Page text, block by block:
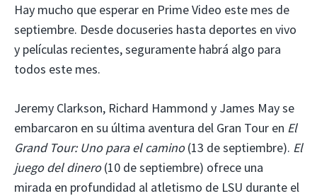
Hay mucho que esperar en Prime Video este mes de
septiembre. Desde docuseries hasta deportes en vivo
y películas recientes, seguramente habrá algo para
todos este mes.
Jeremy Clarkson, Richard Hammond y James May se
embarcaron en su última aventura del Gran Tour en El
Grand Tour: Uno para el camino(13 de septiembre). El
juego del dinero(10 de septiembre) ofrece una
mirada en profundidad al atletismo de LSU durante el